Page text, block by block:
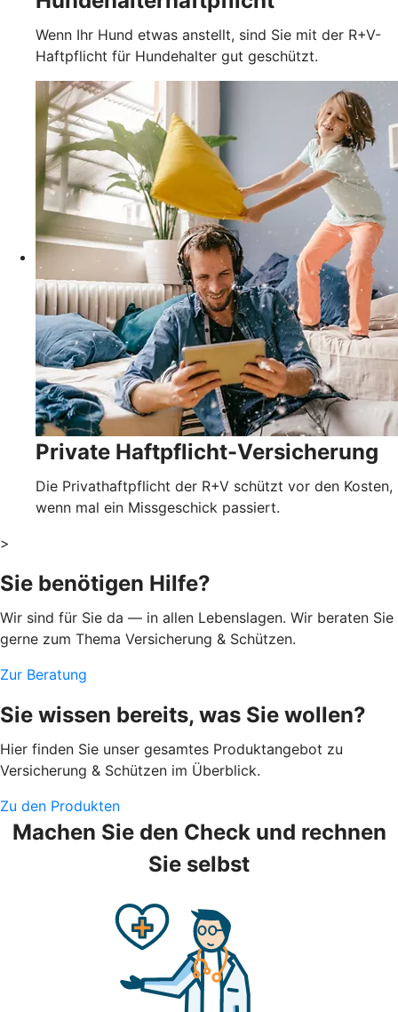
Wenn Ihr Hund etwas anstellt, sind Sie mit der R+V-
Haftpflicht für Hundehalter gut geschützt.
Private Haftpflicht-Versicherung
Die Privathaftpflicht der R+V schützt vor den Kosten,
wenn mal ein Missgeschick passiert.
>
Sie benötigen Hilfe?
Wir sind für Sie da — in allen Lebenslagen. Wir beraten Sie
gerne zum Thema Versicherung & Schützen.
Zur Beratung
Sie wissen bereits, was Sie wollen?
Hier finden Sie unser gesamtes Produktangebot zu
Versicherung & Schützen im Überblick.
Zu den Produkten
Machen Sie den Check und rechnen
Sie selbst